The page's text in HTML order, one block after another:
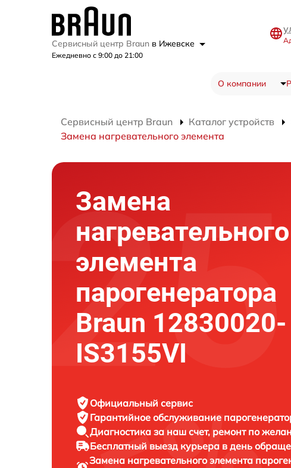
Сервисный центр Braun в Ижевске
Ежедневно с 9:00 до 21:00
О компании
Сервисный центр Braun Каталог устройств
Замена нагревательного элемента
Замена
нагревательного
элемента
парогенератора
Braun 12830020-
IS3155VI
Официальный сервис
Гарантийное обслуживание
Диагностика за наш счет, ремонт по
Бесплатный выезд курьера в день
Замена нагревательного элемента